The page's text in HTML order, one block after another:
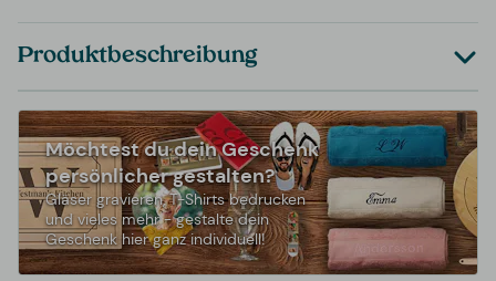
Produktbeschreibung
Möchtest du dein Geschenk
persönlicher gestalten?
Gläser gravieren, T-Shirts bedrucken
und vieles mehr - gestalte dein
Geschenk hier ganz individuell!